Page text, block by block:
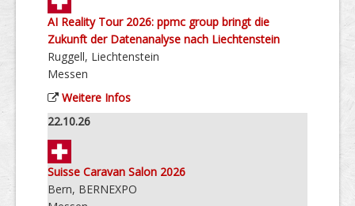
AI Reality Tour 2026: ppmc group bringt die
Zukunft der Datenanalyse nach Liechtenstein
Ruggell, Liechtenstein
Messen
Weitere Infos
22.10.26
Suisse Caravan Salon 2026
Bern, BERNEXPO